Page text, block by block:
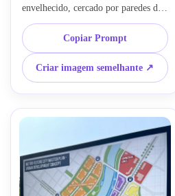
envelhecido, cercado por paredes de
pedra com portões guardados, um rio
cortando a cidade, pontes, uma praça
central do mercado, castelo manter
em uma colina, ruas estreitas
sinuosas, bairros rotulados, linhas de
tinta sépia, textura desgastada,
detalhes cartográficos intrincados,
composição equilibrada, alta clareza.
Copiar Prompt
Criar imagem semelhante ↗